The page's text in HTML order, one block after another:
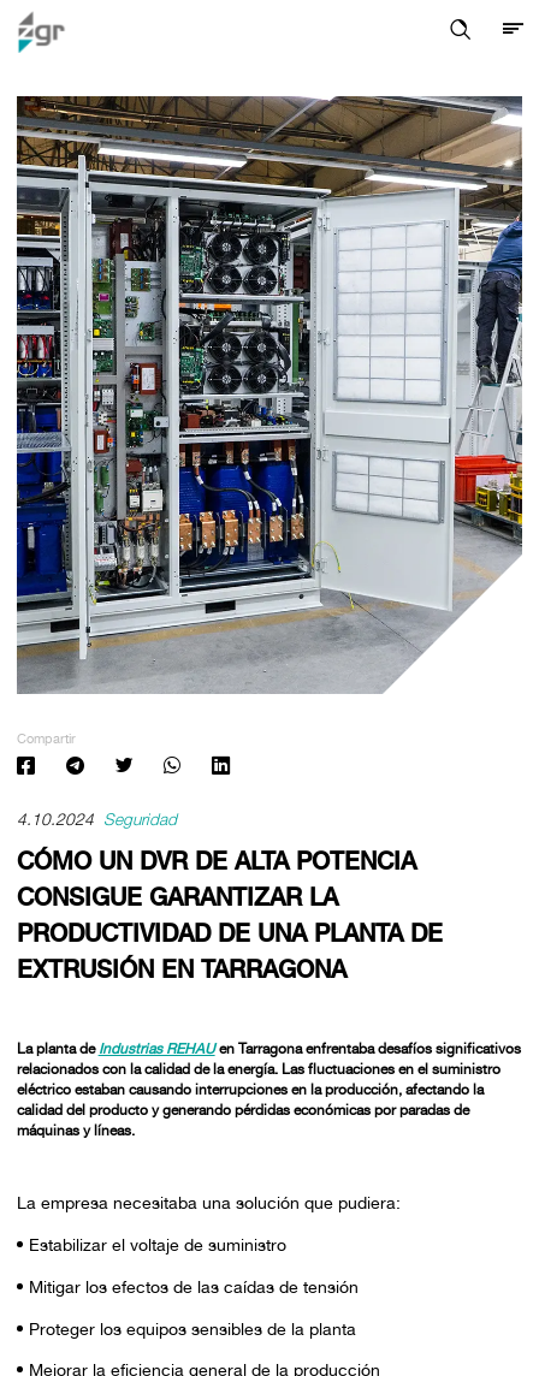
Compartir
4.10.2024 Seguridad
CÓMO UN DVR DE ALTA POTENCIA
CONSIGUE GARANTIZAR LA
PRODUCTIVIDAD DE UNA PLANTA DE
EXTRUSIÓN EN TARRAGONA
La planta de Industrias REHAUen Tarragona enfrentaba desafíos significativos
relacionados con la calidad de la energía. Las fluctuaciones en el suministro
eléctrico estaban causando interrupciones en la producción, afectando la
calidad del producto y generando pérdidas económicas por paradas de
máquinas y líneas.
La empresa necesitaba una solución que pudiera:
Estabilizar el voltaje de suministro
Mitigar los efectos de las caídas de tensión
Proteger los equipos sensibles de la planta
Mejorar la eficiencia general de la producción